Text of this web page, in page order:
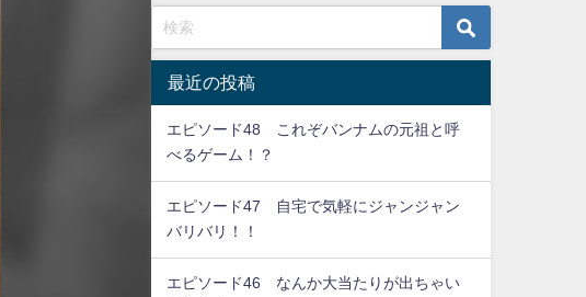
最近の投稿
エピソード48 これぞバンナムの元祖と呼
べるゲーム！？
エピソード47 自宅で気軽にジャンジャン
バリバリ！！
エピソード46 なんか大当たりが出ちゃい